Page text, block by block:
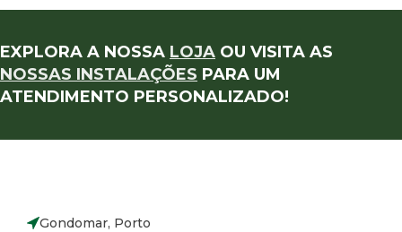
EXPLORA A NOSSA LOJA OU VISITA AS
NOSSAS INSTALAÇÕES PARA UM
ATENDIMENTO PERSONALIZADO!
Gondomar, Porto